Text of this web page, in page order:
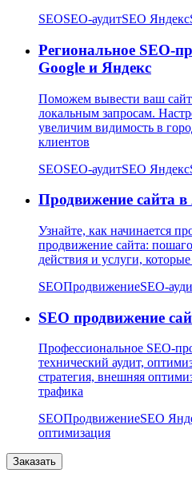
SEOSEO-аудитSEO Яндекс
Региональное SEO-
Google и Яндекс
Поможем вывести ваш
локальным запросам.
увеличим видимость в
клиентов
SEOSEO-аудитSEO Яндекс
Продвижение сайта в
Узнайте, как начинается
продвижение сайта:
действия и услуги,
SEOПродвижениеSEO-
SEO продвижение
Профессиональное SEO-
технический аудит,
стратегия, внешняя
трафика
SEOПродвижениеSEO
оптимизация
Заказать